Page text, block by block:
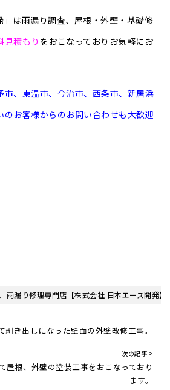
」は雨漏り調査、屋根・外壁・基礎修
見積もり をおこなっておりお気軽にお
市、東温市、今治市、西条市、新居浜
のお客様からのお問い合わせも大歓迎
雨漏り修理専門店【株式会社 日本エース開発】
剥き出しになった壁面の外壁改修工事。
次の記事 >
屋根、外壁の塗装工事をおこなっており
ます。